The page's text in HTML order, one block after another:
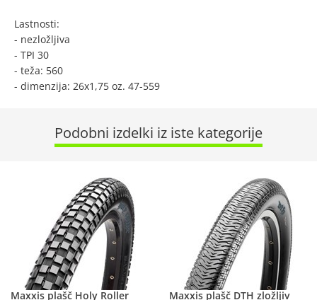
Lastnosti:
- nezložljiva
- TPI 30
- teža: 560
- dimenzija: 26x1,75 oz. 47-559
Podobni izdelki iz iste kategorije
Maxxis plašč Holy Roller Maxxis plašč DTH zložljiv